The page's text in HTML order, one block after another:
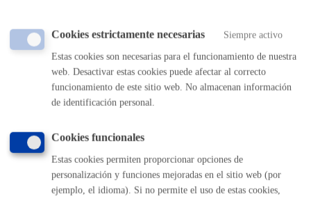
Durante todo el año
Documentación necesaria
Documento de identificación: DNI / NIE.
Tamaño máximo anexos:
Cookies estrictamente necesarias Siempre activo
Estas cookies son necesarias para el funcionamiento de nuestra
web. Desactivar estas cookies puede afectar al correcto
funcionamiento de este sitio web. No almacenan información
de identificación personal.
Cookies funcionales
Estas cookies permiten proporcionar opciones de
personalización y funciones mejoradas en el sitio web (por
ejemplo, el idioma). Si no permite el uso de estas cookies,